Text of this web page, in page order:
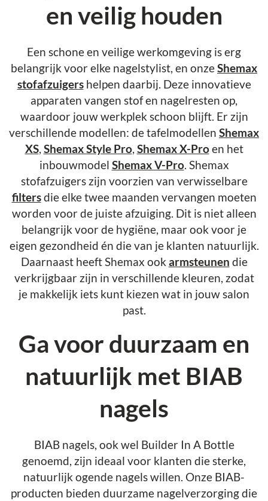
en veilig houden
Een schone en veilige werkomgeving is erg
belangrijk voor elke nagelstylist, en onzeShemax
stofafzuigershelpen daarbij. Deze innovatieve
apparaten vangen stof en nagelresten op,
waardoor jouw werkplek schoon blijft. Er zijn
verschillende modellen: de tafelmodellen Shemax
XS, Shemax Style Pro, Shemax X-Proen het
inbouwmodel Shemax V-Pro. Shemax
stofafzuigers zijn voorzien van verwisselbare
filtersdie elke twee maanden vervangen moeten
worden voor de juiste afzuiging. Dit is niet alleen
belangrijk voor de hygiëne, maar ook voor je
eigen gezondheid én die van je klanten natuurlijk.
Daarnaast heeft Shemax ook armsteunen die
verkrijgbaar zijn in verschillende kleuren, zodat
je makkelijk iets kunt kiezen wat in jouw salon
past.
Ga voor duurzaam en
natuurlijk met BIAB
nagels
BIAB nagels, ook wel Builder In A Bottle
genoemd, zijn ideaal voor klanten die sterke,
natuurlijk ogende nagels willen. Onze BIAB-
producten bieden duurzame nagelverzorging die